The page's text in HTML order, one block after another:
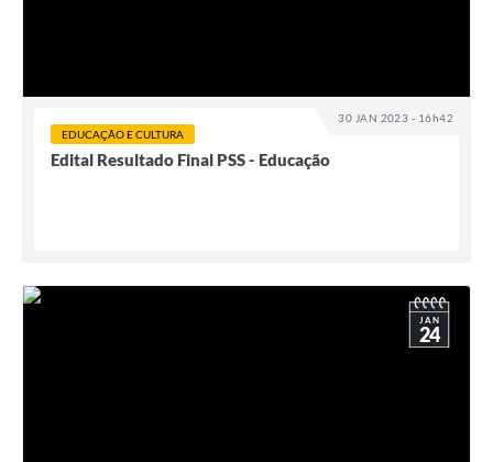
30 JAN 2023 - 16h42
EDUCAÇÃO E CULTURA
Edital Resultado Final PSS - Educação
JAN
24